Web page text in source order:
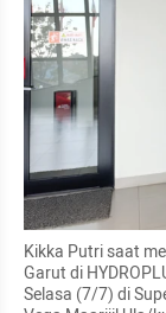
Kikka Putri saat
Garut di
Selasa (7/7) di